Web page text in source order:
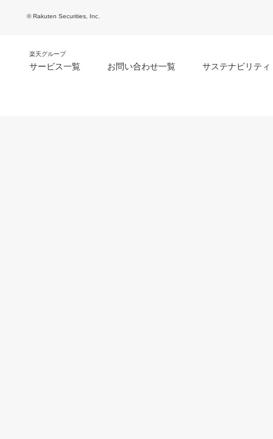
© Rakuten Securities, Inc.
楽天グループ
サービス一覧 お問い合わせ一覧 サステナビリティ